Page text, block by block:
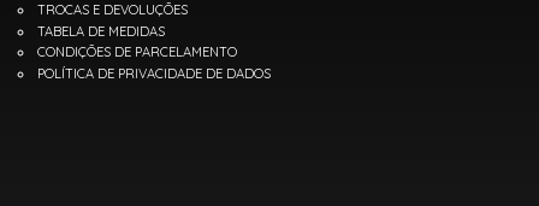
TROCAS E DEVOLUÇÕES
TABELA DE MEDIDAS
CONDIÇÕES DE PARCELAMENTO
POLÍTICA DE PRIVACIDADE DE DADOS